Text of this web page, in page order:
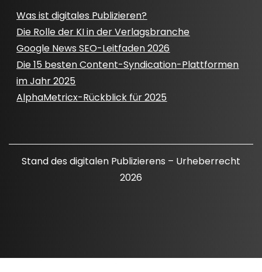
Was ist digitales Publizieren?
Die Rolle der KI in der Verlagsbranche
Google News SEO-Leitfaden 2026
Die 15 besten Content-Syndication-Plattformen
im Jahr 2025
AlphaMetricx-Rückblick für 2025
Stand des digitalen Publizierens – Urheberrecht
2026